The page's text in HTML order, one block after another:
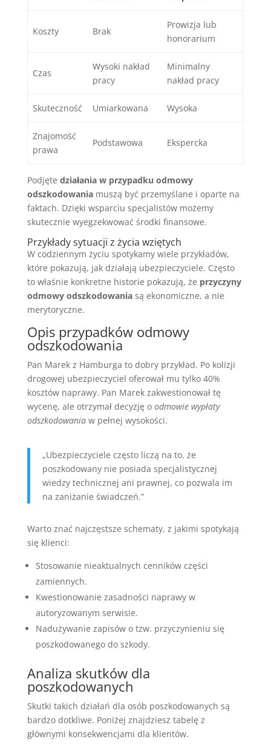
Koszty Brak
Prowizja lub
honorarium
Czas
Wysoki nakład
pracy
Minimalny
nakład pracy
Skuteczność Umiarkowana Wysoka
Znajomość
prawa
Podstawowa Ekspercka
Podjęte działania w przypadku odmowy
odszkodowaniamuszą być przemyślane i oparte na
faktach. Dzięki wsparciu specjalistów możemy
skutecznie wyegzekwować środki finansowe.
Przykłady sytuacji z życia wziętych
W codziennym życiu spotykamy wiele przykładów,
które pokazują, jak działają ubezpieczyciele. Często
to właśnie konkretne historie pokazują, że przyczyny
odmowy odszkodowaniasą ekonomiczne, a nie
merytoryczne.
Opis przypadków odmowy
odszkodowania
Pan Marek z Hamburga to dobry przykład. Po kolizji
drogowej ubezpieczyciel oferował mu tylko 40%
kosztów naprawy. Pan Marek zakwestionował tę
wycenę, ale otrzymał decyzję o odmowie wypłaty
odszkodowaniaw pełnej wysokości.
„Ubezpieczyciele często liczą na to, że
poszkodowany nie posiada specjalistycznej
wiedzy technicznej ani prawnej, co pozwala im
na zaniżanie świadczeń.”
Warto znać najczęstsze schematy, z jakimi spotykają
się klienci:
Stosowanie nieaktualnych cenników części
zamiennych.
Kwestionowanie zasadności naprawy w
autoryzowanym serwisie.
Nadużywanie zapisów o tzw. przyczynieniu się
poszkodowanego do szkody.
Analiza skutków dla
poszkodowanych
Skutki takich działań dla osób poszkodowanych są
bardzo dotkliwe. Poniżej znajdziesz tabelę z
głównymi konsekwencjami dla klientów.